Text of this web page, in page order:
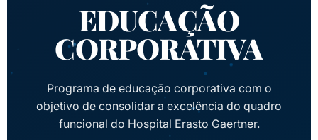
EDUCAÇÃO
CORPORATIVA
Programa de educação corporativa com o
objetivo de consolidar a excelência do quadro
funcional do Hospital Erasto Gaertner.